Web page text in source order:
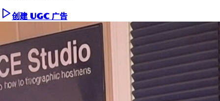
创建 UGC 广告